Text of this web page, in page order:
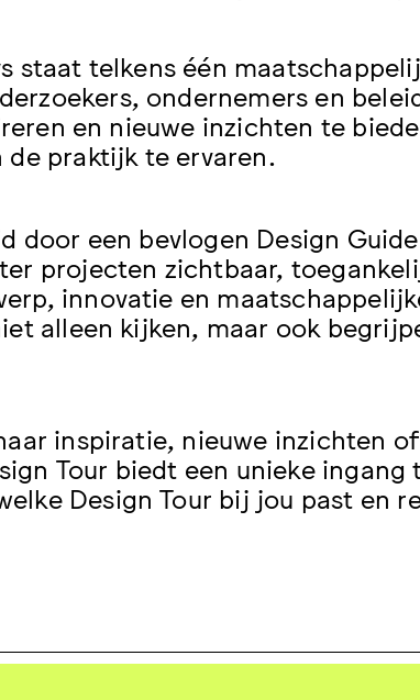
staat telkens één
ondernemers en
en nieuwe inzichten te
praktijk te ervaren.
door een bevlogen Design
projecten zichtbaar,
innovatie en
alleen kijken, maar ook
inspiratie, nieuwe inzichten
Tour biedt een unieke ingang
Design Tour bij jou past en